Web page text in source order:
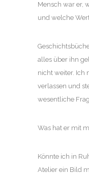
Mensch war er,
und welche
alles über ihn
nicht weiter. Ich
verlassen und
wesentliche
Was hat er mit
Könnte ich in
Atelier ein Bild